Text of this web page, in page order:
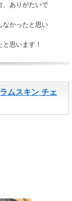
、ありがたいで
なかったと思い
思います！
ムスキン チェ